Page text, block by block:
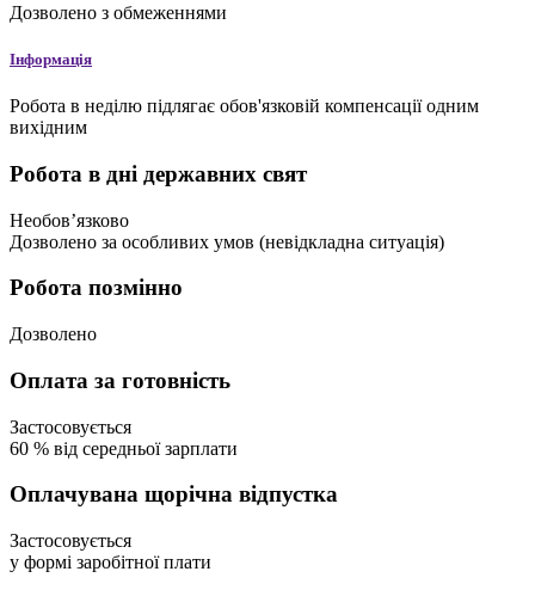
Дозволено з обмеженнями
Інформація
Робота в неділю підлягає обов'язковій компенсації одним
вихідним
Робота в дні державних свят
Необовʼязково
Дозволено за особливих умов (невідкладна ситуація)
Робота позмінно
Дозволено
Оплата за готовність
Застосовується
60 % від середньої зарплати
Оплачувана щорічна відпустка
Застосовується
у формі заробітної плати